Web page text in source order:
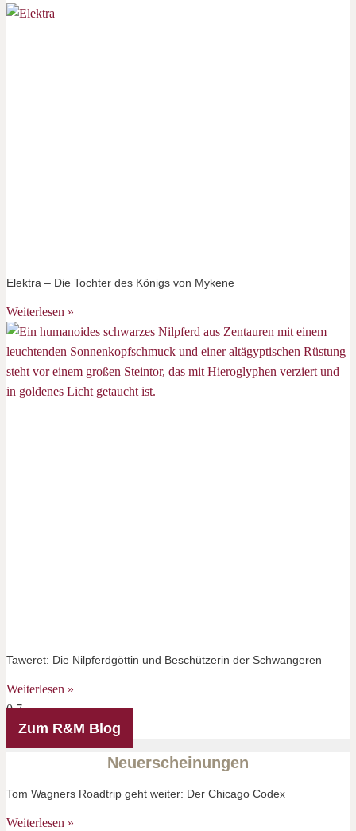
Elektra – Die Tochter des Königs von Mykene
Weiterlesen »
Taweret: Die Nilpferdgöttin und Beschützerin der Schwangeren
Weiterlesen »
Zum R&M Blog
Neuerscheinungen
Tom Wagners Roadtrip geht weiter: Der Chicago Codex
Weiterlesen »